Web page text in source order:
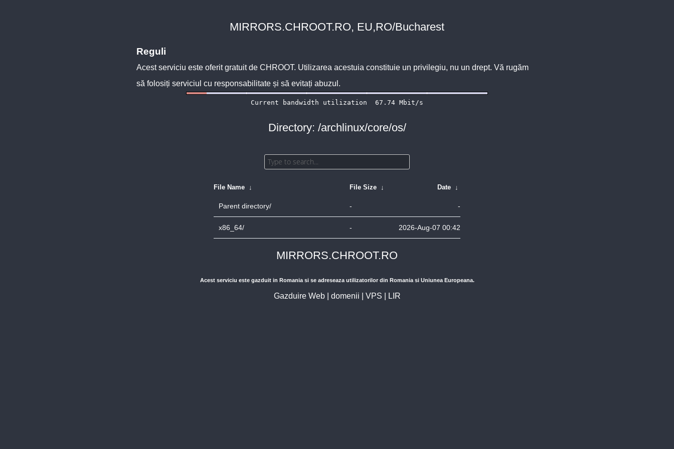
MIRRORS.CHROOT.RO, EU,RO/Bucharest
Reguli
Acest serviciu este oferit gratuit de CHROOT. Utilizarea acestuia constituie un privilegiu, nu un drept. Vă rugăm
să folosiți serviciul cu responsabilitate și să evitați abuzul.
Directory: /archlinux/core/os/
File Name ↓ File Size ↓ Date ↓
Parent directory/ - -
x86_64/ - 2026-Aug-07 00:42
MIRRORS.CHROOT.RO
Acest serviciu este gazduit in Romania si se adreseaza utilizatorilor din Romania si Uniunea Europeana.
Gazduire Web| domenii VPS LIR